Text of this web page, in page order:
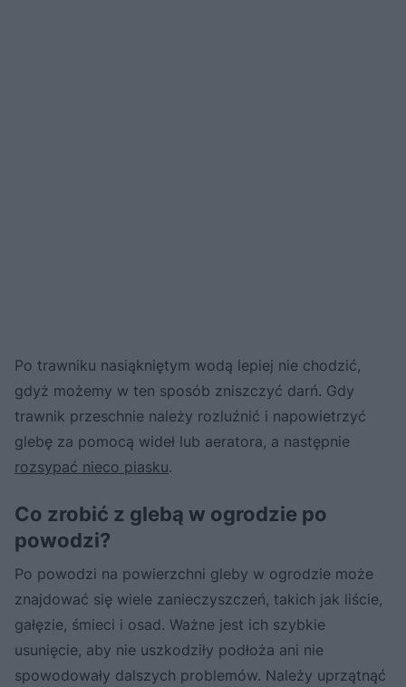
Po trawniku nasiąkniętym wodą lepiej nie chodzić,
gdyż możemy w ten sposób zniszczyć darń. Gdy
trawnik przeschnie należy rozluźnić i napowietrzyć
glebę za pomocą wideł lub aeratora, a następnie
rozsypać nieco piasku.
Co zrobić z glebą w ogrodzie po
powodzi?
Po powodzi na powierzchni gleby w ogrodzie może
znajdować się wiele zanieczyszczeń, takich jak liście,
gałęzie, śmieci i osad. Ważne jest ich szybkie
usunięcie, aby nie uszkodziły podłoża ani nie
spowodowały dalszych problemów. Należy uprzątnąć